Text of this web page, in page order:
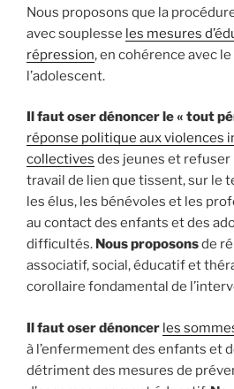
Nous proposons que la
avec souplesse les mesures
répression, en cohérence avec
l’adolescent.
Il faut oser dénoncer le « tout
réponse politique aux violences
collectives des jeunes et
travail de lien que tissent, sur le
les élus, les bénévoles et les
au contact des enfants et des
difficultés. Nous proposonsde
associatif, social, éducatif et
corollaire fondamental de
Il faut oser dénoncer les
à l’enfermement des enfants et
détriment des mesures de